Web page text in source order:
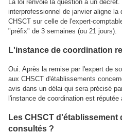
La loi renvoie la question à un
interprofessionnel de janvier aligne la
CHSCT sur celle de l'expert-
"préfix" de 3 semaines (ou 21 jours).
L'instance de coordination
Oui. Après la remise par l'expert de
aux CHSCT d'établissements
avis dans un délai qui sera précisé
l'instance de coordination est réputée
Les CHSCT d'établissement
consultés ?